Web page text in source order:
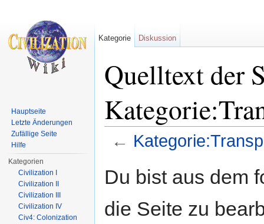
Quelltext der
←
Du bist aus dem
die Seite zu
Kategorie Diskussion
Hauptseite
Letzte Änderungen
Zufällige Seite
Hilfe
Kategorien
Civilization I
Civilization II
Civilization III
Civilization IV
Civ4: Colonization